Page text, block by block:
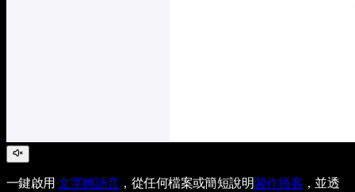
一鍵啟用文字轉語音，從任何檔案或簡短說明製作播客 ，並透